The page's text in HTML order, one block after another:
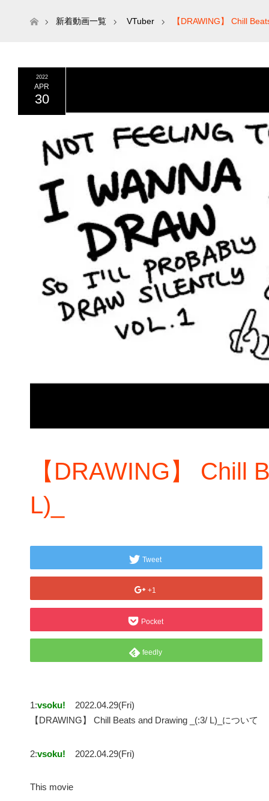
ホーム新着動画一覧 VTuber 【DRAWING】 Chill
2022
APR
30
【DRAWING】 Chill
L)_
Tweet
+1
Pocket
feedly
1:vsoku!
2022.04.29(Fri)
【DRAWING】 Chill Beats and Drawing _(:3/ L)_について
2:vsoku! 2022.04.29(Fri)
This movie